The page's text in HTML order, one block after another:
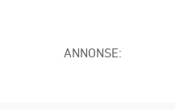
ANNONSE: